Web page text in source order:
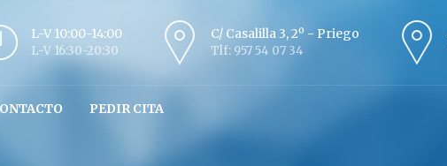
L-V 10:00-14:00
L-V 16:30-20:30
C/ Casalilla 3, 2º - Priego
Tlf: 957 54 07 34
PEDIR CITA